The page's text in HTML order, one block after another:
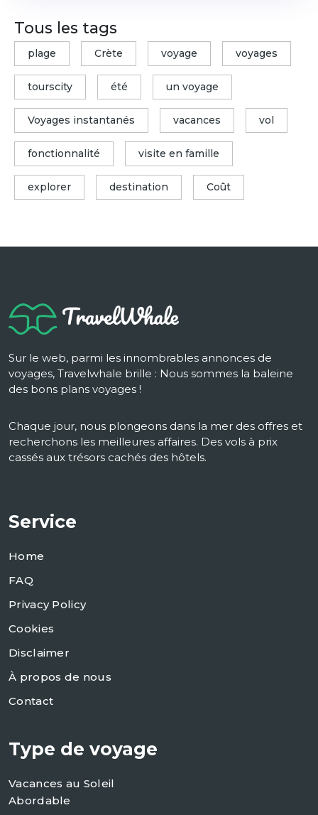
Tous les tags
plage Crète voyage voyages
tourscity été un voyage
Voyages instantanés vacances vol
fonctionnalité visite en famille
explorer destination Coût
Sur le web, parmi les innombrables annonces de
voyages, Travelwhale brille : Nous sommes la baleine
des bons plans voyages !
Chaque jour, nous plongeons dans la mer des offres et
recherchons les meilleures affaires. Des vols à prix
cassés aux trésors cachés des hôtels.
Service
Home
FAQ
Privacy Policy
Cookies
Disclaimer
À propos de nous
Contact
Type de voyage
Vacances au Soleil
Abordable